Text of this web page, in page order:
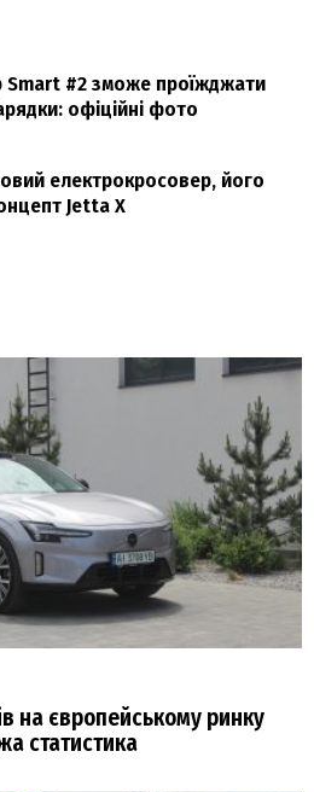
Smart #2 зможе проїжджати
офіційні фото
електрокросовер, його
Jetta X
на європейському ринку
статистика